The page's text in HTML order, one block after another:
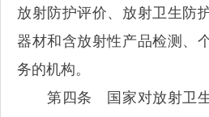
放射防护评价、放射卫生防
器材和含放射性产品检测、
务的机构。
第四条 国家对放射卫生